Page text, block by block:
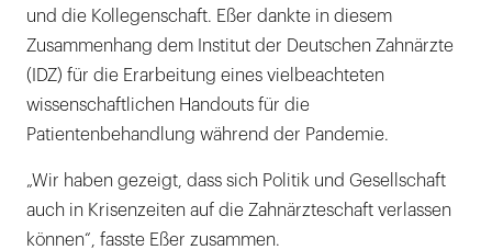
und die Kollegenschaft. Eßer dankte in diesem
Zusammenhang dem Institut der Deutschen Zahnärzte
(IDZ) für die Erarbeitung eines vielbeachteten
wissenschaftlichen Handouts für die
Patientenbehandlung während der Pandemie.
„Wir haben gezeigt, dass sich Politik und Gesellschaft
auch in Krisenzeiten auf die Zahnärzteschaft verlassen
können“, fasste Eßer zusammen.